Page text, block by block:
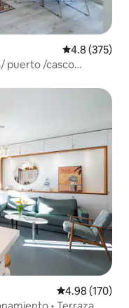
Calificación
4.8 (375)
puerto /casco
Calificación
4.98 (170)